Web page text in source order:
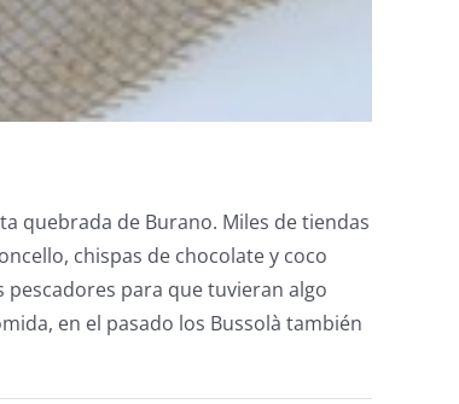
quebrada de Burano. Miles de tiendas
chispas de chocolate y coco
para que tuvieran algo
en el pasado los Bussolà también